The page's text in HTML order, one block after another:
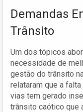
Demandas
Trânsito
Um dos tópicos
necessidade de
gestão do trânsito
relataram que a
vias tem gerado
trânsito caótico que